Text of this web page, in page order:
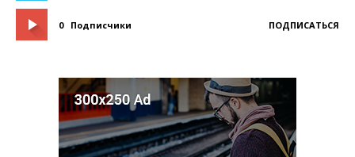
0 Подписчики ПОДПИСАТЬСЯ